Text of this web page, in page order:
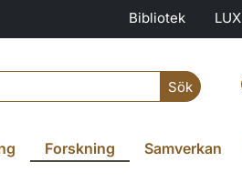
Bibliotek LUX
Sök
Forskning Samverkan